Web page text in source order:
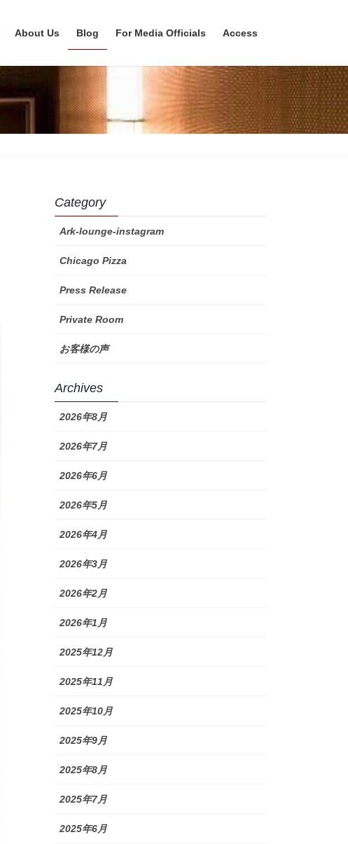
About Us Blog For Media Officials Access
Category
Ark-lounge-instagram
Chicago Pizza
Press Release
Private Room
お客様の声
Archives
2026年8月
2026年7月
2026年6月
2026年5月
2026年4月
2026年3月
2026年2月
2026年1月
2025年12月
2025年11月
2025年10月
2025年9月
2025年8月
2025年7月
2025年6月